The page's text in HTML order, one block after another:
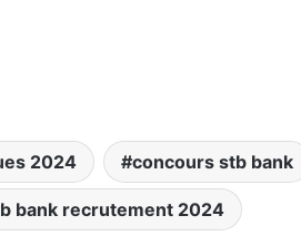
2024 concours stb bank
bank recrutement 2024